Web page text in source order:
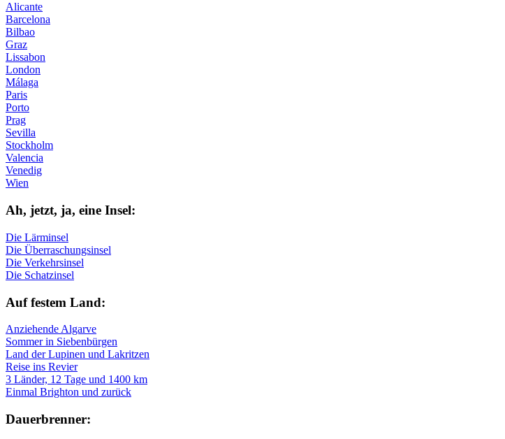
Alicante
Barcelona
Bilbao
Graz
Lissabon
London
Málaga
Paris
Porto
Prag
Sevilla
Stockholm
Valencia
Venedig
Wien
Ah, jetzt, ja, ei­ne In­sel:
Die Lärminsel
Die Überraschungsinsel
Die Verkehrsinsel
Die Schatzinsel
Auf fe­stem Land:
Anziehende Algarve
Sommer in Siebenbürgen
Land der Lupinen und Lakritzen
Reise ins Revier
3 Länder, 12 Tage und 1400 km
Einmal Brighton und zurück
Dau­er­bren­ner: